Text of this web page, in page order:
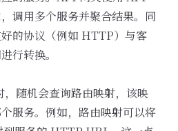
调用多个服务并聚合结果。同
的协议（例如 HTTP）与客
行转换。
随机会查询路由映射，该映
服务。例如，路由映射可以将